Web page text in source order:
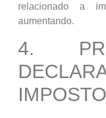
relacionado a
aumentando.
4.